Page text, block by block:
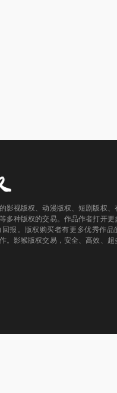
影视版权、动漫版权、短剧版权、
多种版权的交易。作品作者打开更
报。版权购买者有更多优秀作品
。影猴版权交易，安全、高效、超